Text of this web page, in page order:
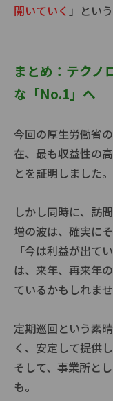
開いていく」とい
まとめ：テクノ
な「No.1」へ
今回の厚生労働省
在、最も収益性の
とを証明しました。
しかし同時に、訪
増の波は、確実に
「今は利益が出て
は、来年、再来年
ているかもしれませ
定期巡回という素
く、安定して提供
そして、事業所と
も。